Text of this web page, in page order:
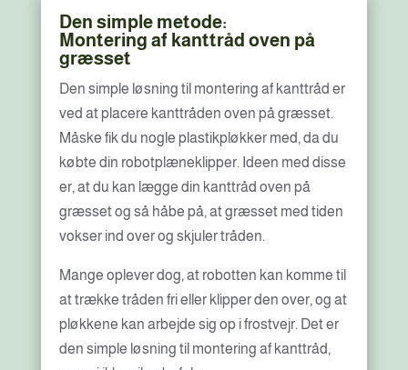
Den simple metode:
Montering af kanttråd oven på
græsset
Den simple løsning til montering af kanttråd er
ved at placere kanttråden oven på græsset.
Måske fik du nogle plastikpløkker med, da du
købte din robotplæneklipper. Ideen med disse
er, at du kan lægge din kanttråd oven på
græsset og så håbe på, at græsset med tiden
vokser ind over og skjuler tråden.
Mange oplever dog, at robotten kan komme til
at trække tråden fri eller klipper den over, og at
pløkkene kan arbejde sig op i frostvejr. Det er
den simple løsning til montering af kanttråd,